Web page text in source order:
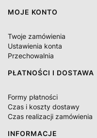
MOJE KONTO
Twoje zamówienia
Ustawienia konta
Przechowalnia
PŁATNOŚCI I DOSTAWA
Formy płatności
Czas i koszty dostawy
Czas realizacji zamówienia
INFORMACJE